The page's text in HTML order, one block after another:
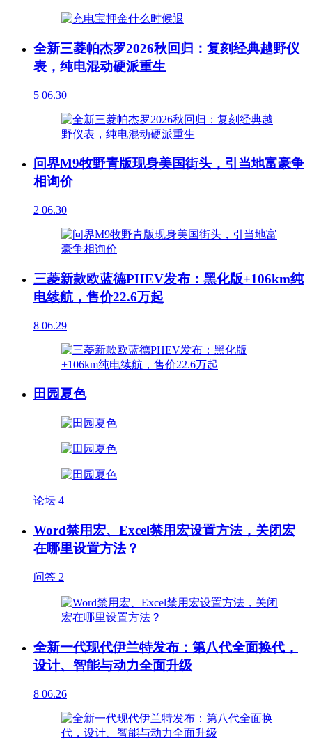
全新三菱帕杰罗2026秋回归：复刻经典越野仪
表，纯电混动硬派重生
5 06.30
问界M9牧野青版现身美国街头，引当地富豪争
相询价
2 06.30
三菱新款欧蓝德PHEV发布：黑化版+106km纯
电续航，售价22.6万起
8 06.29
田园夏色
论坛 4
Word禁用宏、Excel禁用宏设置方法，关闭宏
在哪里设置方法？
问答 2
全新一代现代伊兰特发布：第八代全面换代，
设计、智能与动力全面升级
8 06.26